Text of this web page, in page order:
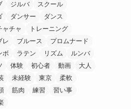
ジルバ
スクール
ダンサー
ダンス
ャチャ
トレーニング
レ ブルース
プロムナード
ボ ラテン リズム
ルンバ
体験 初心者 動画
大人
未経験 東京
柔軟
筋肉 練習
習い事